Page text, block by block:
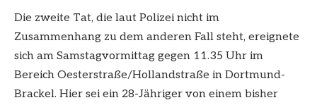
Die zweite Tat, die laut Polizei nicht im
Zusammenhang zu dem anderen Fall steht, ereignete
sich am Samstagvormittag gegen 11.35 Uhr im
Bereich Oesterstraße/Hollandstraße in Dortmund-
Brackel. Hier sei ein 28-Jähriger von einem bisher